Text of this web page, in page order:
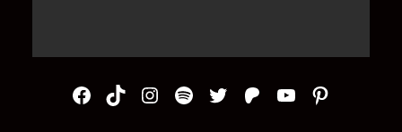
Facebook TikTok Instagram Spotify Twitter Patreon YouTube Pinterest